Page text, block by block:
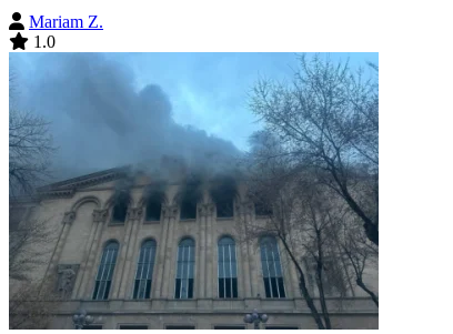
Mariam Z.
1.0